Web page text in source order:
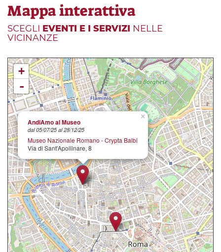
Mappa interattiva
SCEGLI EVENTI E I SERVIZI NELLE
VICINANZE
×
AndiAmo al Museo
dal 05/07/25 al 28/12/25
Museo Nazionale Romano - Crypta Balbi
Via di Sant'Apollinare, 8
+
-